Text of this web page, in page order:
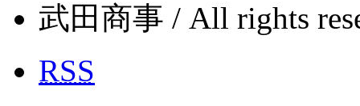
武田商事 / All rights
RSS